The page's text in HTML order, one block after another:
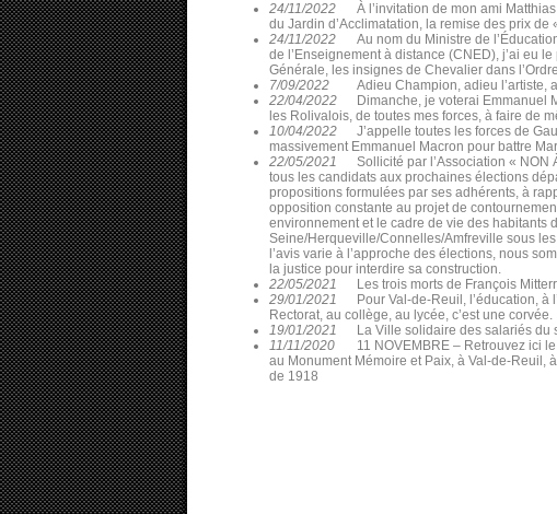
24/11/2022
À l’invitation de mon ami
du Jardin d’Acclimatation, la remise des prix de
24/11/2022
Au nom du Ministre de
de l’Enseignement à distance (CNED), j’ai eu
Générale, les insignes de Chevalier dans
7/09/2022
Adieu Champion, adieu l’artiste,
22/04/2022
Dimanche, je voterai Emmanuel
les Rolivalois, de toutes mes forces, à faire de
10/04/2022
J’appelle toutes les forces de
massivement Emmanuel Macron pour battre
22/05/2021
Sollicité par l’Association « NON
tous les candidats aux prochaines élections
propositions formulées par ses adhérents, à
opposition constante au projet de
environnement et le cadre de vie des habitants
Seine/Herqueville/Connelles/Amfreville sous
l’avis varie à l’approche des élections, nous
la justice pour interdire sa construction.
22/05/2021
Les trois morts de François
29/01/2021
Pour Val-de-Reuil, l’éducation, à
Rectorat, au collège, au lycée, c’est une corvée.
19/01/2021
La Ville solidaire des salariés du
11/11/2020
11 NOVEMBRE – Retrouvez ici
au Monument Mémoire et Paix, à Val-de-Reuil,
de 1918